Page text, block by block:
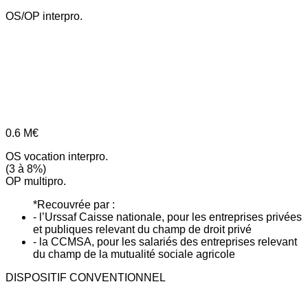
OS/OP interpro.
0.6 M€
OS vocation interpro.
(3 à 8%)
OP multipro.
*Recouvrée par :
- l’Urssaf Caisse nationale, pour les entreprises privées
et publiques relevant du champ de droit privé
- la CCMSA, pour les salariés des entreprises relevant
du champ de la mutualité sociale agricole
DISPOSITIF CONVENTIONNEL